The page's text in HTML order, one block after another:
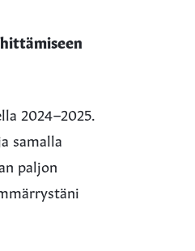
2024–2025.
samalla
paljon